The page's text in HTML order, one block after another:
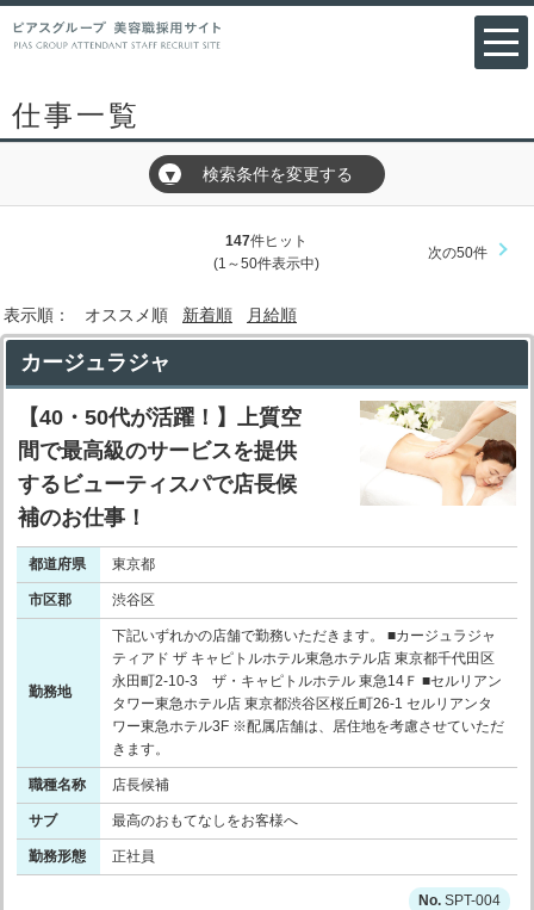
仕事一覧
▼ 検索条件を変更する
147件ヒット
(1～50件表示中)
次の50件
表示順： オススメ順 新着順 月給順
カージュラジャ
【40・50代が活躍！】上質空
間で最高級のサービスを提供
するビューティスパで店長候
補のお仕事！
都道府県 東京都
市区郡 渋谷区
勤務地
下記いずれかの店舗で勤務いただきます。 ■カージュラジャ
ティアド ザ キャピトルホテル東急ホテル店 東京都千代田区
永田町2-10-3 ザ・キャピトルホテル 東急14Ｆ ■セルリアン
タワー東急ホテル店 東京都渋谷区桜丘町26-1 セルリアンタ
ワー東急ホテル3F ※配属店舗は、居住地を考慮させていただ
きます。
職種名称 店長候補
サブ 最高のおもてなしをお客様へ
勤務形態 正社員
SPT-004